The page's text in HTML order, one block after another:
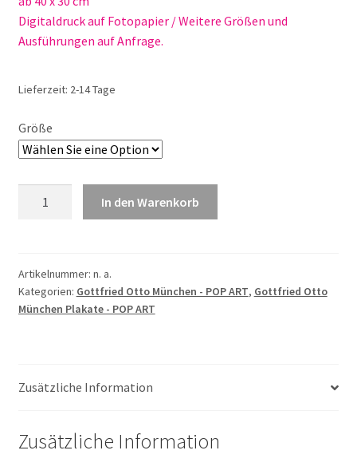
Digitaldruck auf Fotopapier / Weitere Größen und
Ausführungen auf Anfrage.
Lieferzeit: 2-14 Tage
Größe
247
Menge
In den Warenkorb
Artikelnummer: n. a.
Kategorien: Gottfried Otto München - POP ART, Gottfried Otto
München Plakate - POP ART
Zusätzliche Information
Zusätzliche Information